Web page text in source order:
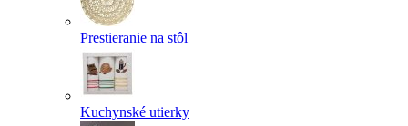
Prestieranie na stôl
Kuchynské utierky